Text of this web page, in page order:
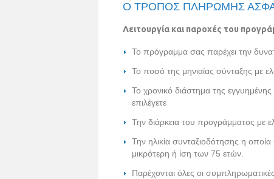
Ο ΤΡΟΠΟΣ ΠΛΗΡΩΜΗΣ
Λειτουργία και παροχές του
Το πρόγραμμα σας παρέχει την
Το ποσό της μηνιαίας σύνταξης με
Το χρονικό διάστημα της
επιλέγετε
Την διάρκεια του προγράμματος με
Την ηλικία συνταξιοδότησης η
μικρότερη ή ίση των 75 ετών.
Παρέχονται όλες οι